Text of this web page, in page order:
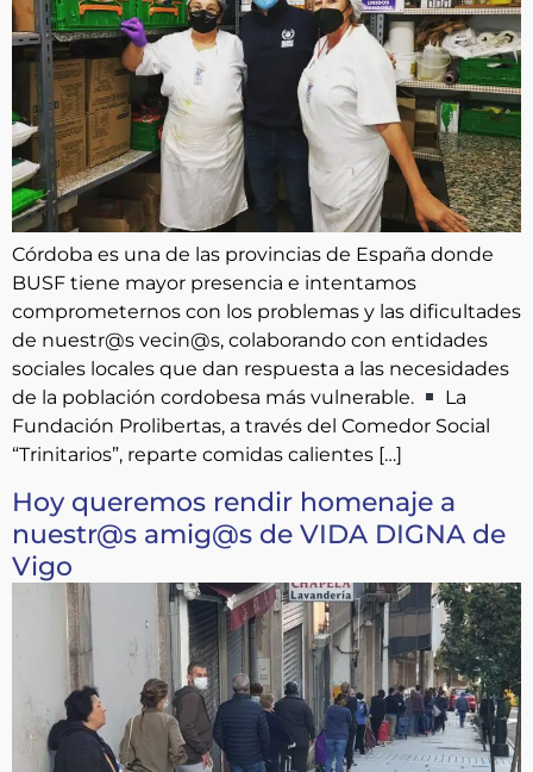
Córdoba es una de las provincias de España donde
BUSF tiene mayor presencia e intentamos
comprometernos con los problemas y las dificultades
de nuestr@s vecin@s, colaborando con entidades
sociales locales que dan respuesta a las necesidades
de la población cordobesa más vulnerable.
La
Fundación Prolibertas, a través del Comedor Social
“Trinitarios”, reparte comidas calientes […]
Hoy queremos rendir homenaje a
nuestr@s amig@s de VIDA DIGNA de
Vigo